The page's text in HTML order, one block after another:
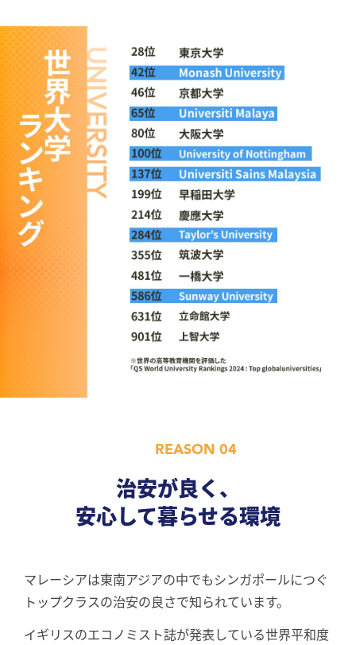
REASON 04
治安が良く、
安心して暮らせる環境
マレーシアは東南アジアの中でもシンガポールにつぐ
トップクラスの治安の良さで知られています。
イギリスのエコノミスト誌が発表している世界平和度